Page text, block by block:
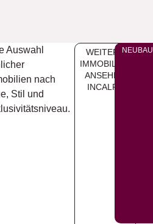
Auswahl
nach
Stil und
WEITERE
IMMOBILIEN
ANSEHEN
INCALPE
NEUBAU